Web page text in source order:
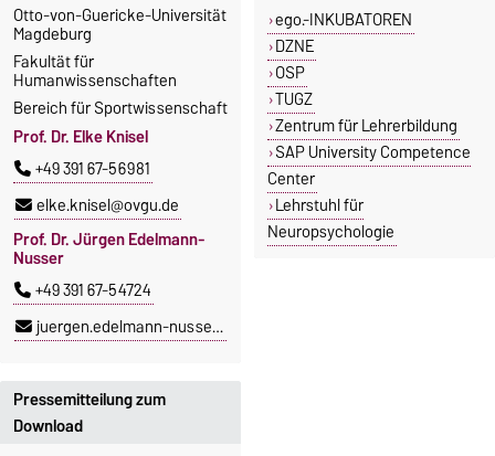
Otto-von-Guericke-Universität
Magdeburg
Fakultät für
Humanwissenschaften
Bereich für Sportwissenschaft
Prof. Dr. Elke Knisel
+49 391 67-56981
elke.knisel@ovgu.de
Prof. Dr. Jürgen Edelmann-
Nusser
+49 391 67-54724
juergen.edelmann-nusser@ovgu.de
ego.-INKUBATOREN
DZNE
OSP
TUGZ
Zentrum für Lehrerbildung
SAP University Competence
Center
Lehrstuhl für
Neuropsychologie
Pressemitteilung zum
Download